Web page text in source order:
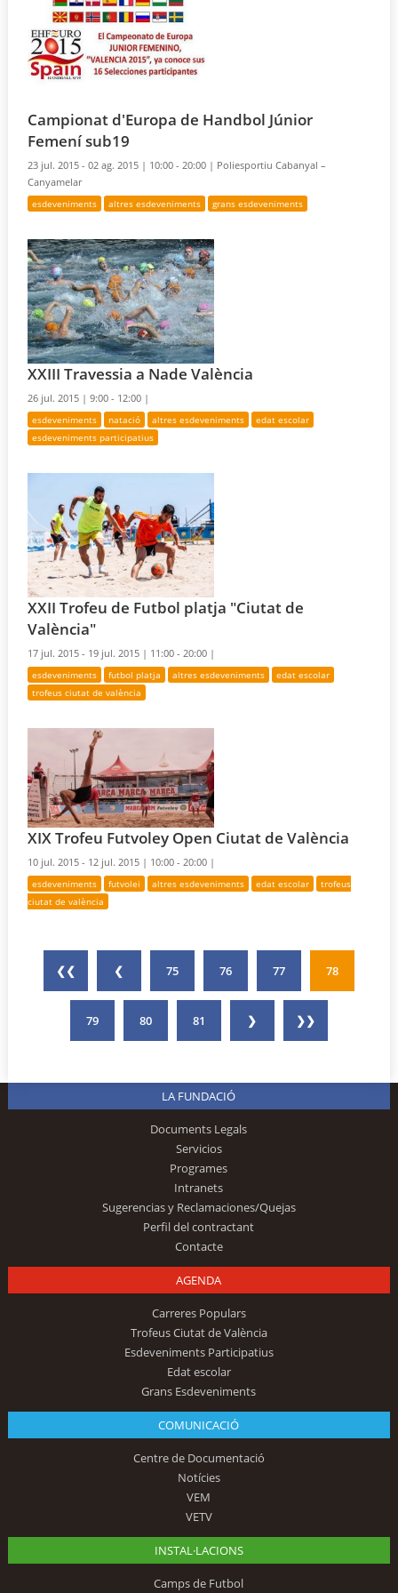
Campionat d'Europa de Handbol Júnior
Femení sub19
23 jul. 2015 - 02 ag. 2015 | 10:00 - 20:00 | Poliesportiu Cabanyal –
Canyamelar
esdeveniments altres esdeveniments grans esdeveniments
XXIII Travessia a Nade València
26 jul. 2015 |9:00 - 12:00 |
esdeveniments natació altres esdeveniments
edat escolar
esdeveniments participatius
XXII Trofeu de Futbol platja "Ciutat de
València"
17 jul. 2015 - 19 jul. 2015 | 11:00 - 20:00 |
esdeveniments futbol platja altres esdeveniments
edat escolar
trofeus ciutat de valència
XIX Trofeu Futvoley Open Ciutat de València
10 jul. 2015 - 12 jul. 2015 | 10:00 - 20:00 |
esdeveniments futvolei altres esdeveniments edat escolar
trofeus
ciutat de valència
❮❮ ❮ 75 76 77 78
79 80 81 ❯ ❯❯
LA FUNDACIÓ
Documents Legals
Servicios
Programes
Intranets
Sugerencias y Reclamaciones/Quejas
Perfil del contractant
Contacte
AGENDA
Carreres Populars
Trofeus Ciutat de València
Esdeveniments Participatius
Edat escolar
Grans Esdeveniments
COMUNICACIÓ
Centre de Documentació
Notícies
VEM
VETV
INSTAL·LACIONS
Camps de Futbol